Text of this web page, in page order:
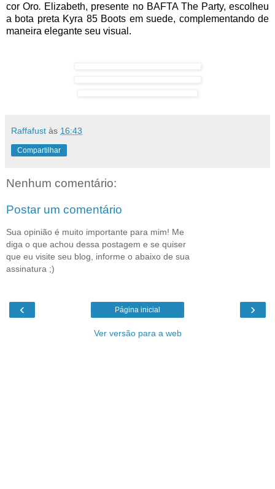
cor Oro. Elizabeth, presente no BAFTA The Party, escolheu
a bota preta Kyra 85 Boots em suede, complementando de
maneira elegante seu visual.
Raffafust às 16:43
Compartilhar
Nenhum comentário:
Postar um comentário
Sua opinião é muito importante para mim! Me
diga o que achou dessa postagem e se quiser
que eu visite seu blog, informe o abaixo de sua
assinatura ;)
‹ ›
Página inicial
Ver versão para a web